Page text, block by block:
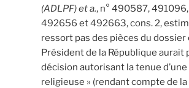
(ADLPF) et a., n° 490587,
492656 et 492663, cons. 2,
ressort pas des pièces du dossier
Président de la République aurait
décision autorisant la tenue
religieuse » (rendant compte de